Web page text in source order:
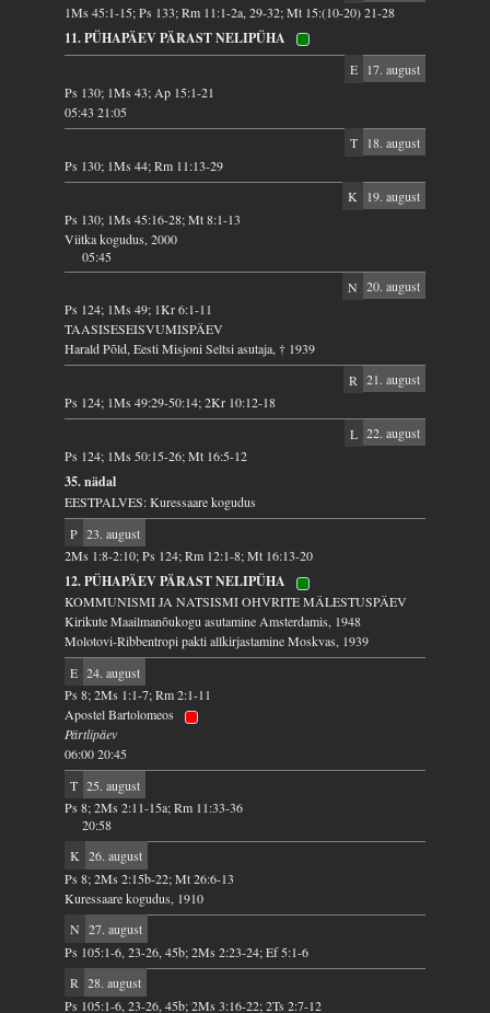
1Ms 45:1-15; Ps 133; Rm 11:1-2a, 29-32; Mt 15:(10-20) 21-28
11. PÜHAPÄEV PÄRAST NELIPÜHA
E
17. august
Ps 130; 1Ms 43; Ap 15:1-21
05:43 21:05
T
18. august
Ps 130; 1Ms 44; Rm 11:13-29
K
19. august
Ps 130; 1Ms 45:16-28; Mt 8:1-13
Viitka kogudus, 2000
05:45
N 20. august
Ps 124; 1Ms 49; 1Kr 6:1-11
TAASISESEISVUMISPÄEV
Harald Põld, Eesti Misjoni Seltsi asutaja, † 1939
R 21. august
Ps 124; 1Ms 49:29-50:14; 2Kr 10:12-18
L 22. august
Ps 124; 1Ms 50:15-26; Mt 16:5-12
35. nädal
EESTPALVES: Kuressaare kogudus
P 23. august
2Ms 1:8-2:10; Ps 124; Rm 12:1-8; Mt 16:13-20
12. PÜHAPÄEV PÄRAST NELIPÜHA
KOMMUNISMI JA NATSISMI OHVRITE MÄLESTUSPÄEV
Kirikute Maailmanõukogu asutamine Amsterdamis, 1948
Molotovi-Ribbentropi pakti allkirjastamine Moskvas, 1939
E 24. august
Ps 8; 2Ms 1:1-7; Rm 2:1-11
Apostel Bartolomeos
Pärtlipäev
06:00 20:45
T 25. august
Ps 8; 2Ms 2:11-15a; Rm 11:33-36
20:58
K 26. august
Ps 8; 2Ms 2:15b-22; Mt 26:6-13
Kuressaare kogudus, 1910
N 27. august
Ps 105:1-6, 23-26, 45b; 2Ms 2:23-24; Ef 5:1-6
R 28. august
Ps 105:1-6, 23-26, 45b; 2Ms 3:16-22; 2Ts 2:7-12